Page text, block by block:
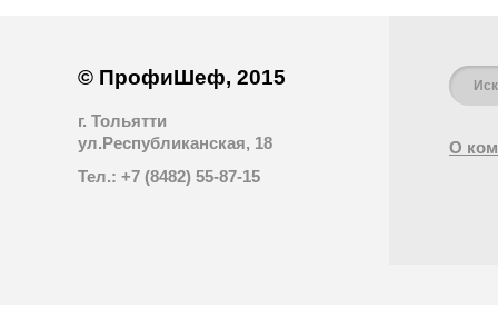
© ПрофиШеф, 2015
г. Тольятти
ул.Республиканская, 18
Тел.: +7 (8482) 55-87-15
О